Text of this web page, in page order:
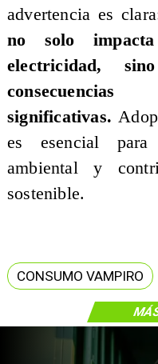
advertencia es
no solo
electricidad,
significativas.
es esencial
ambiental y
sostenible.
CONSUMO VAMPIRO